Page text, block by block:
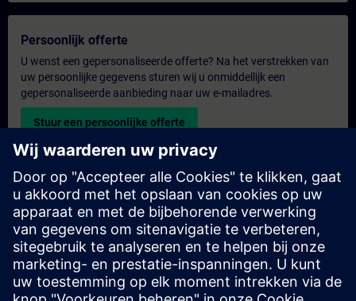
Persoonlijk offerte
U wenst een gepersonaliseerde offerte? Na het verstrekken van
uw persoonlijke gegevens sturen wij u onmiddellijk een
gepersonaliseerde aanbieding naar uw e-mailadres.
Stuur een persoonlijke offerte
Aanvraag voor een exclusieve training
Heeft u een uitgebreidere trainingsbehoefte en wilt u een offerte
voor exclusieve training – op locatie, virtueel of in een SITRAIN-
trainingscentrum? Bezorg ons u uw persoonlijke gegevens en
uw trainingsbehoeften en u ontvangt van ons een offerte voor
een exclusieve training.